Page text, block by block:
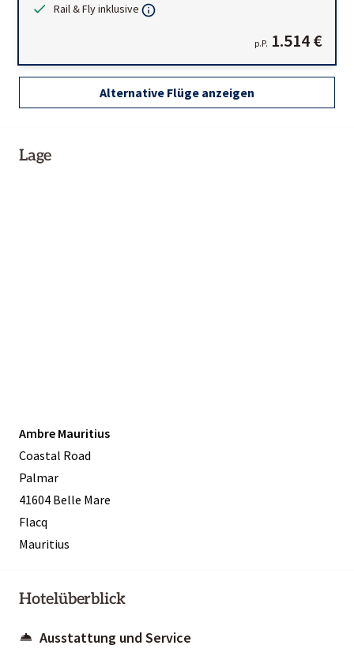
Rail & Fly inklusive
p.P. 1.514 €
Alternative Flüge anzeigen
Lage
Ambre Mauritius
Coastal Road
Palmar
41604 Belle Mare
Flacq
Mauritius
Hotelüberblick
Ausstattung und Service